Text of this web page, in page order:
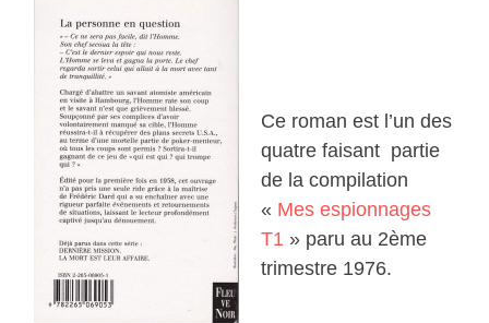
Ce roman est l’un des
quatre faisant partie
de la compilation
« Mes espionnages
T1 » paru au 2ème
trimestre 1976.